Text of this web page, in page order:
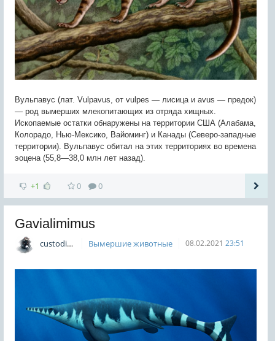
Вульпавус (лат. Vulpavus, от vulpes — лисица и avus — предок)
— род вымерших млекопитающих из отряда хищных.
Ископаемые остатки обнаружены на территории США (Алабама,
Колорадо, Нью-Мексико, Вайоминг) и Канады (Северо-западные
территории). Вульпавус обитал на этих территориях во времена
эоцена (55,8—38,0 млн лет назад).
+1 0 0
Gavialimimus
custodian Вымершие животные 08.02.2021 23:51